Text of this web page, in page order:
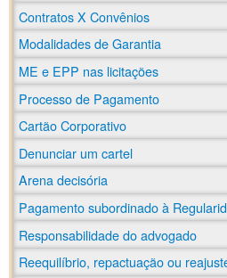
Contratos X Convênios
Modalidades de Garantia
ME e EPP nas licitações
Processo de Pagamento
Cartão Corporativo
Denunciar um cartel
Arena decisória
Pagamento subordinado à
Responsabilidade do advogado
Reequilíbrio, repactuação ou